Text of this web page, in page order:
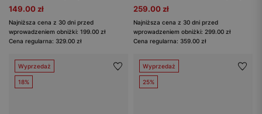
149.00 zł
Najniższa cena z 30 dni przed
wprowadzeniem obniżki: 199.00 zł
Cena regularna: 329.00 zł
259.00 zł
Najniższa cena z 30 dni przed
wprowadzeniem obniżki: 299.00 zł
Cena regularna: 359.00 zł
Wyprzedaż
18%
Wyprzedaż
25%